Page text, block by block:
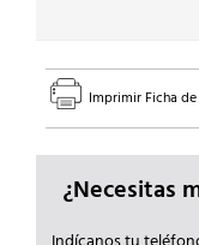
Imprimir Ficha
¿Necesitas